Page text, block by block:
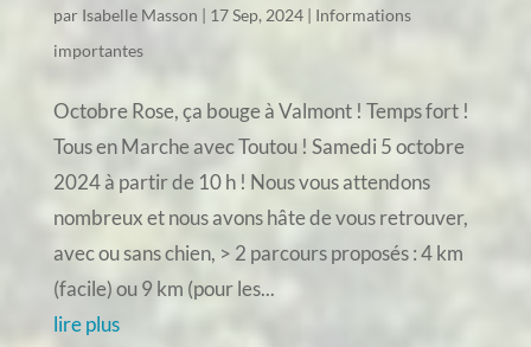
par Isabelle Masson | 17 Sep, 2024| Informations
importantes
Octobre Rose, ça bouge à Valmont ! Temps fort !
Tous en Marche avec Toutou ! Samedi 5 octobre
2024 à partir de 10 h ! Nous vous attendons
nombreux et nous avons hâte de vous retrouver,
avec ou sans chien, > 2 parcours proposés : 4 km
(facile) ou 9 km (pour les...
lire plus